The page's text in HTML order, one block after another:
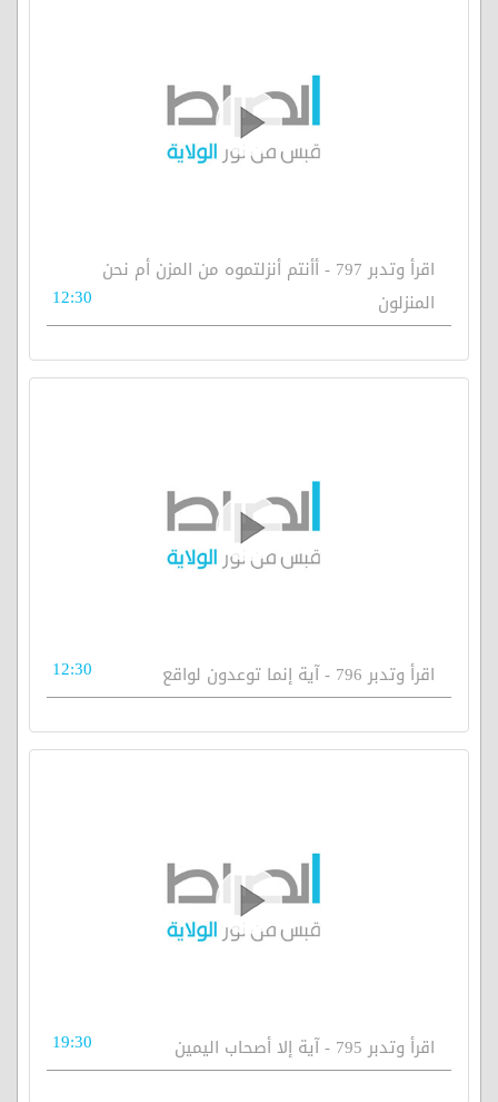
اقرأ وتدبر 797 - أأنتم أنزلتموه من المزن أم نحن
المنزلون
12:30
اقرأ وتدبر 796 - آية إنما توعدون لواقع 12:30
اقرأ وتدبر 795 - آية إلا أصحاب اليمين 19:30